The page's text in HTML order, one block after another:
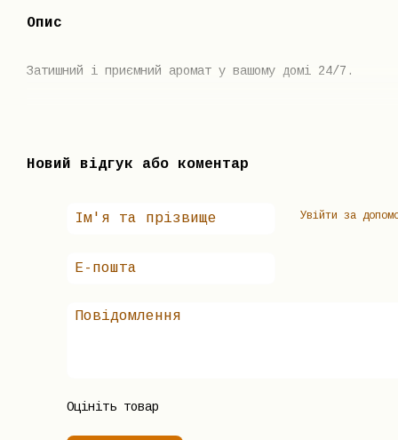
Опис
Затишний і приємний аромат у вашому домі 24/7.
Новий відгук або коментар
Увійти за
Оцініть товар